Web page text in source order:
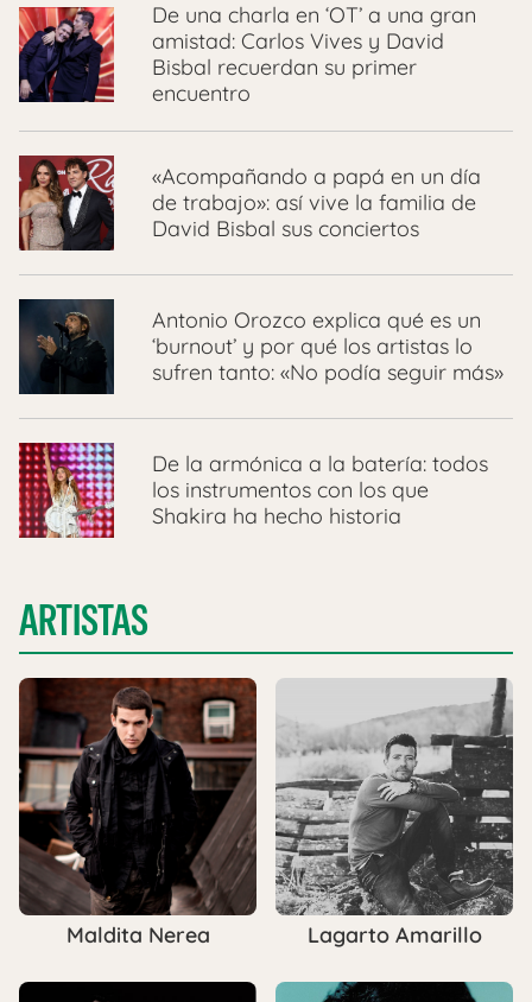
De una charla en ‘OT’ a una gran
amistad: Carlos Vives y David
Bisbal recuerdan su primer
encuentro
«Acompañando a papá en un día
de trabajo»: así vive la familia de
David Bisbal sus conciertos
Antonio Orozco explica qué es un
‘burnout’ y por qué los artistas lo
sufren tanto: «No podía seguir más»
De la armónica a la batería: todos
los instrumentos con los que
Shakira ha hecho historia
ARTISTAS
Maldita Nerea Lagarto Amarillo